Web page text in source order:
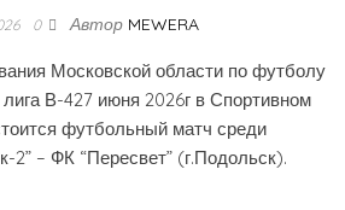
0 Автор MEWERA
Московской области по футболу
В-427 июня 2026г в Спортивном
футбольный матч среди
2” – ФК “Пересвет” (г.Подольск).